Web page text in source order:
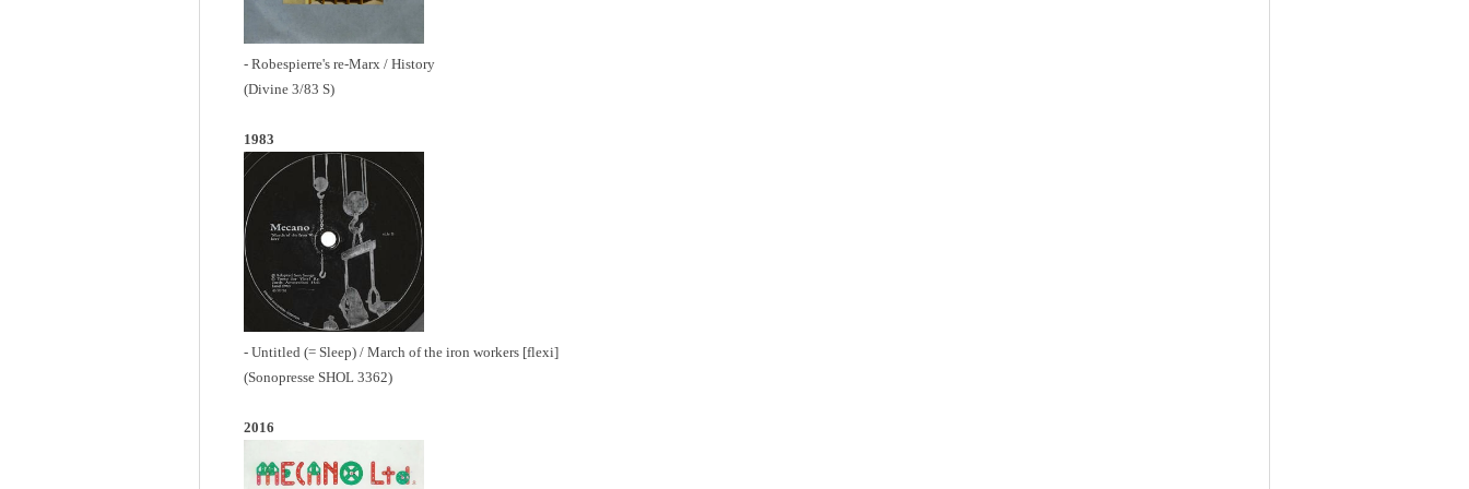
- Robespierre's re-Marx / History
(Divine 3/83 S)
1983
- Untitled (= Sleep) / March of the iron workers [flexi]
(Sonopresse SHOL 3362)
2016